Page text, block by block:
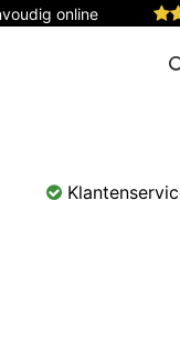
online